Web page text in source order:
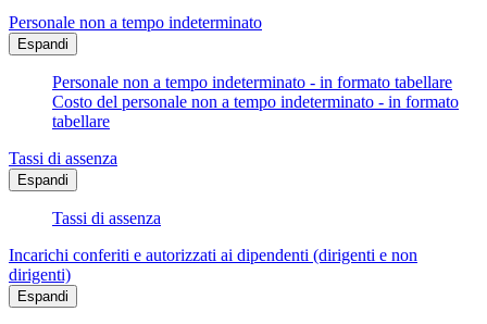
Personale non a tempo indeterminato
Espandi
Personale non a tempo indeterminato - in formato tabellare
Costo del personale non a tempo indeterminato - in formato
tabellare
Tassi di assenza
Espandi
Tassi di assenza
Incarichi conferiti e autorizzati ai dipendenti (dirigenti e non
dirigenti)
Espandi